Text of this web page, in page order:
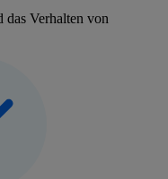
Verhalten von